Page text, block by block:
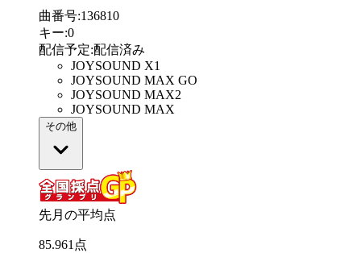
曲番号:136810
キー:0
配信予定:配信済み
JOYSOUND X1
JOYSOUND MAX GO
JOYSOUND MAX2
JOYSOUND MAX
その他
先月の平均点
85.961 点